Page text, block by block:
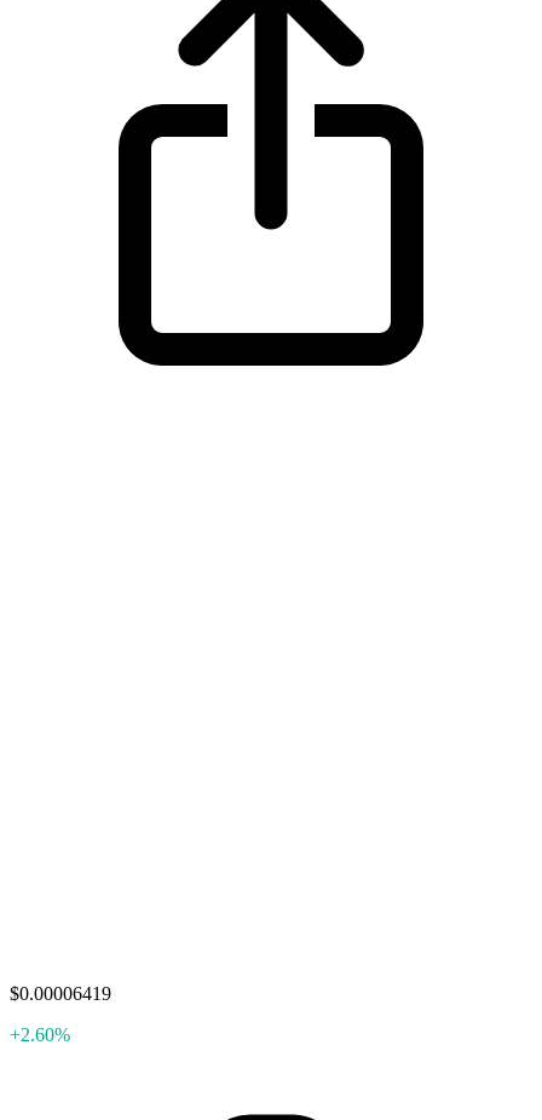
$0.00006419
+2.60%